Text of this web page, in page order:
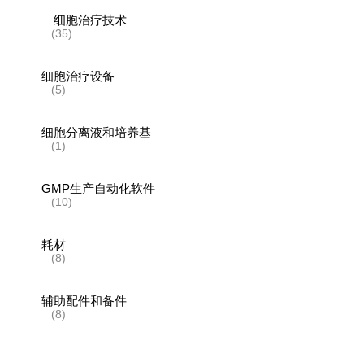
细胞治疗技术
(35)
细胞治疗设备
(5)
细胞分离液和培养基
(1)
GMP生产自动化软件
(10)
耗材
(8)
辅助配件和备件
(8)